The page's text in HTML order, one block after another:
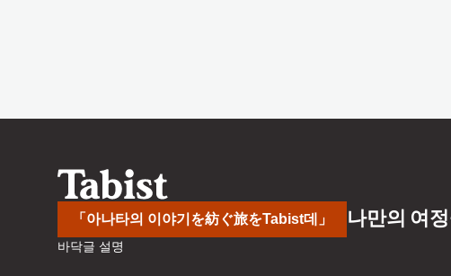
「아나타의 이야기を紡ぐ旅をTabist데」 나만의 여
바닥글 설명